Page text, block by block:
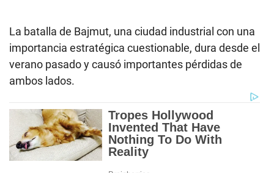
La batalla de Bajmut, una ciudad industrial con una
importancia estratégica cuestionable, dura desde el
verano pasado y causó importantes pérdidas de
ambos lados.